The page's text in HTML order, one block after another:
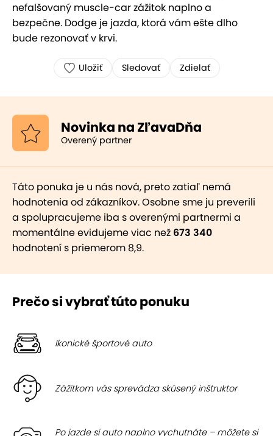
nefalšovaný muscle-car zážitok naplno a
bezpečne. Dodge je jazda, ktorá vám ešte dlho
bude rezonovať v krvi.
Uložiť Sledovať Zdielať
Novinka na ZľavaDňa
Overený partner
Táto ponuka je u nás nová, preto zatiaľ nemá
hodnotenia od zákazníkov. Osobne sme ju preverili
a spolupracujeme iba s overenými partnermi a
momentálne evidujeme viac než 673 340
hodnotení s priemerom 8,9.
Prečo si vybrať túto ponuku
Ikonické športové auto
Zážitkom vás sprevádza skúsený inštruktor
Po jazde si auto naplno vychutnáte – môžete si